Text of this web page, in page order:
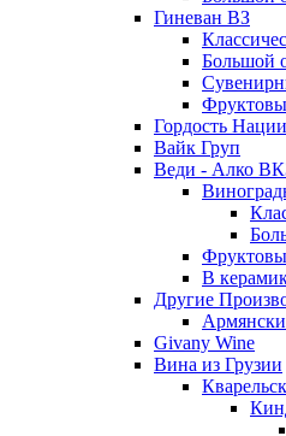
Гиневан ВЗ
Большой
Гордость Нации
Вайк Груп
Веди - Алко
В
Другие
Givany Wine
Вина из Грузии